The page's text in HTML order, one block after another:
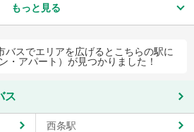
もっと見る
バスでエリアを広げるとこちらの駅に
・アパート）が見つかりました！
ス
西条駅